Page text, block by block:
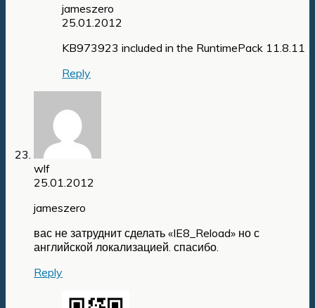
jameszero
25.01.2012
KB973923 included in the RuntimePack 11.8.11
Reply
wlf
25.01.2012
jameszero
вас не затруднит сделать «IE8_Reload» но с
английской локализацией. спасибо.
Reply